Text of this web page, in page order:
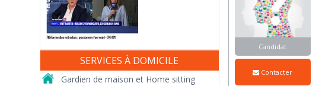
Candidat
Contacter
SERVICES À DOMICILE
Gardien de maison et Home sitting